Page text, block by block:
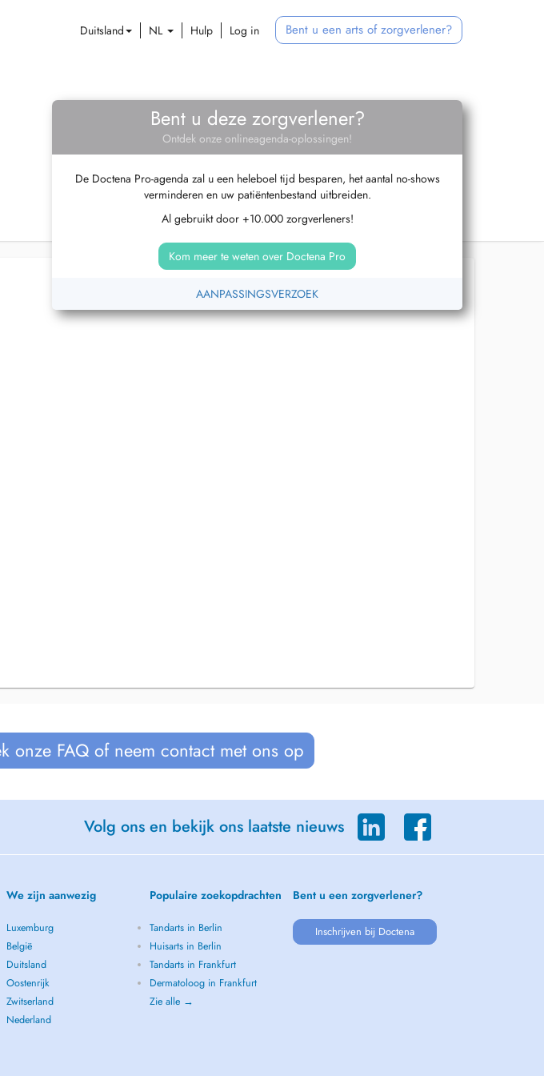
Duitsland NL Hulp Log in Bent u een arts of zorgverlener?
Bent u deze zorgverlener?
Ontdek onze onlineagenda-oplossingen!
De Doctena Pro-agenda zal u een heleboel tijd besparen, het aantal no-shows
verminderen en uw patiëntenbestand uitbreiden.
Al gebruikt door +10.000 zorgverleners!
Kom meer te weten over Doctena Pro
AANPASSINGSVERZOEK
onze FAQ of neem contact met ons op
Volg ons en bekijk ons laatste nieuws
We zijn aanwezig
Luxemburg
België
Duitsland
Oostenrijk
Zwitserland
Nederland
Populaire zoekopdrachten
Tandarts in Berlin
Huisarts in Berlin
Tandarts in Frankfurt
Dermatoloog in Frankfurt
Zie alle →
Bent u een zorgverlener?
Inschrijven bij Doctena